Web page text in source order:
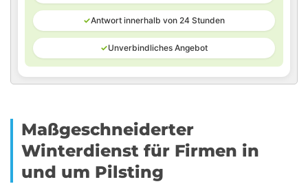
✓Antwort innerhalb von 24 Stunden
✓Unverbindliches Angebot
Maßgeschneiderter
Winterdienst für Firmen in
und um Pilsting